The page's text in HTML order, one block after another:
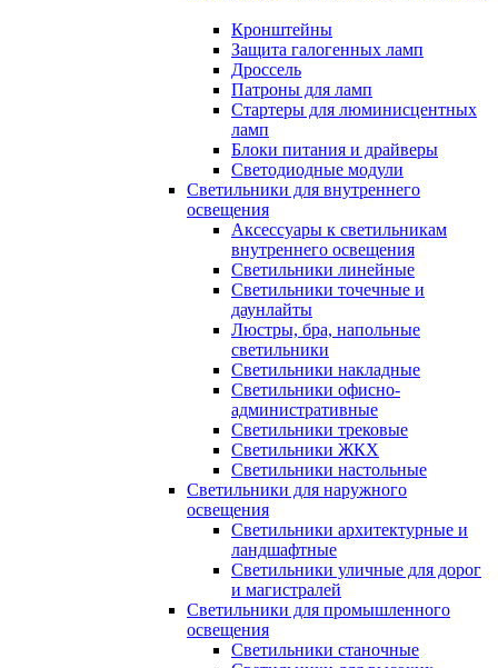
Кронштейны
Защита галогенных ламп
Дроссель
Патроны для ламп
Стартеры для люминисцентных
ламп
Блоки питания и драйверы
Светодиодные модули
Светильники для внутреннего
освещения
Аксессуары к светильникам
внутреннего освещения
Светильники линейные
Светильники точечные и
даунлайты
Люстры, бра, напольные
светильники
Светильники накладные
Светильники офисно-
административные
Светильники трековые
Светильники ЖКХ
Светильники настольные
Светильники для наружного
освещения
Светильники архитектурные и
ландшафтные
Светильники уличные для дорог
и магистралей
Светильники для промышленного
освещения
Светильники станочные